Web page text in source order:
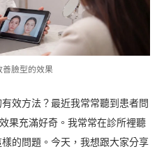
臉型的效果
效方法？最近我常常聽到患者問
果充滿好奇。我常常在診所裡聽
的問題。今天，我想跟大家分享